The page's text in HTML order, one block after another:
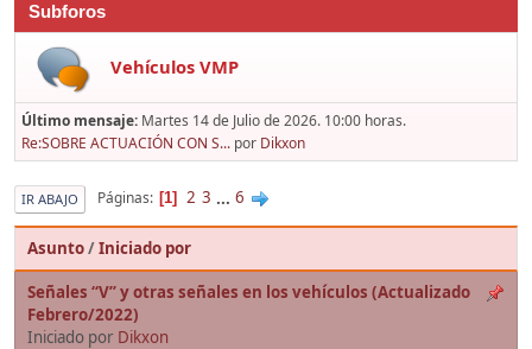
Subforos
Vehículos VMP
Último mensaje: Martes 14 de Julio de 2026. 10:00 horas.
Re:SOBRE ACTUACIÓN CON S... por Dikxon
IR ABAJO Páginas 1 2 3 ... 6
Asunto/Iniciado por
Señales “V” y otras señales en los vehículos (Actualizado
Febrero/2022)
Iniciado por Dikxon